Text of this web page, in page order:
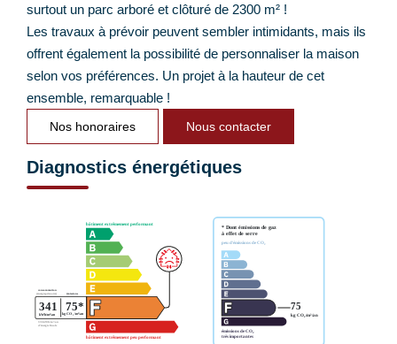
surtout un parc arboré et clôturé de 2300 m² !
Les travaux à prévoir peuvent sembler intimidants, mais ils
offrent également la possibilité de personnaliser la maison
selon vos préférences. Un projet à la hauteur de cet
ensemble, remarquable !
Nos honoraires Nous contacter
Diagnostics énergétiques